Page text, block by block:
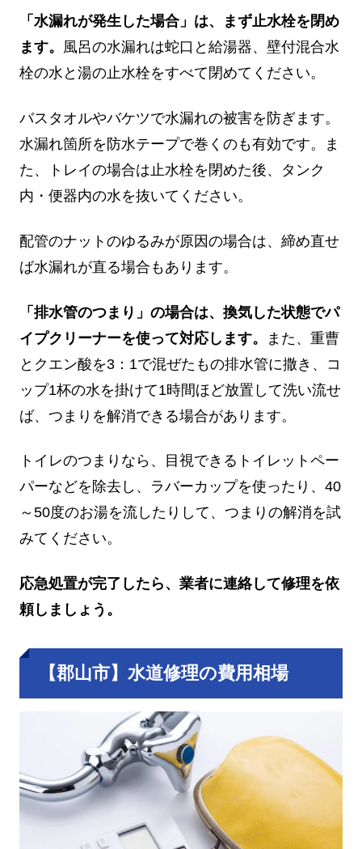
「水漏れが発生した場合」は、まず止水栓を閉め
ます。 風呂の水漏れは蛇口と給湯器、壁付混合水
栓の水と湯の止水栓をすべて閉めてください。
バスタオルやバケツで水漏れの被害を防ぎます。
水漏れ箇所を防水テープで巻くのも有効です。ま
た、トレイの場合は止水栓を閉めた後、タンク
内・便器内の水を抜いてください。
配管のナットのゆるみが原因の場合は、締め直せ
ば水漏れが直る場合もあります。
「排水管のつまり」の場合は、換気した状態でパ
イプクリーナーを使って対応します。
また、重曹
とクエン酸を3：1で混ぜたもの排水管に撒き、コ
ップ1杯の水を掛けて1時間ほど放置して洗い流せ
ば、つまりを解消できる場合があります。
トイレのつまりなら、目視できるトイレットペー
パーなどを除去し、ラバーカップを使ったり、40
～50度のお湯を流したりして、つまりの解消を試
みてください。
応急処置が完了したら、業者に連絡して修理を依
頼しましょう。
【郡山市】水道修理の費用相場